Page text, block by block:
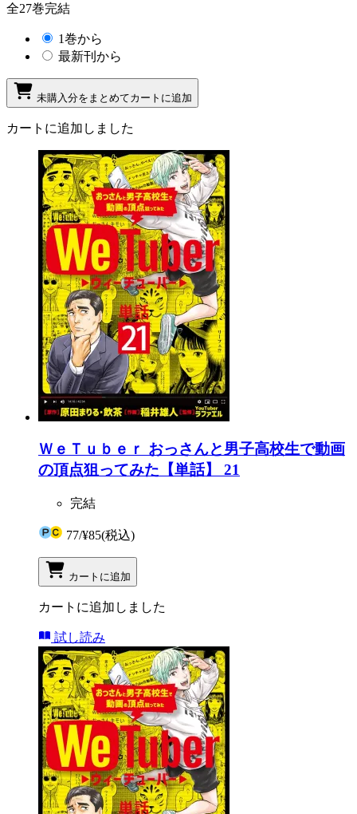
全27巻完結
1巻から
最新刊から
未購入分をまとめてカートに追加
カートに追加しました
ＷｅＴｕｂｅｒ おっさんと男子高校生で動画
の頂点狙ってみた【単話】 21
完結
77/¥85(税込)
カートに追加
カートに追加しました
試し読み